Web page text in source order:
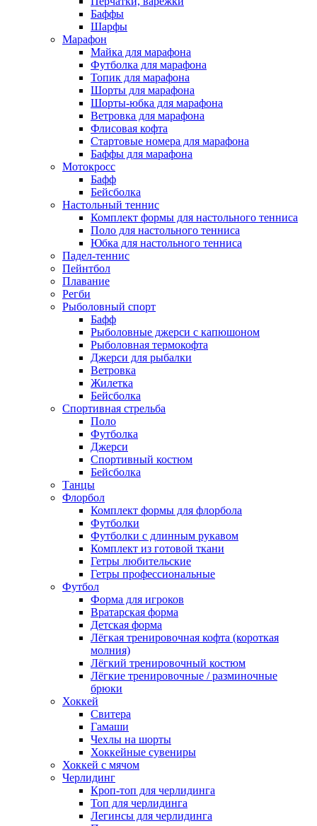
Баффы
Шарфы
Марафон
Майка для марафона
Футболка для марафона
Топик для марафона
Шорты для марафона
Шорты-юбка для марафона
Ветровка для марафона
Флисовая кофта
Стартовые номера для марафона
Баффы для марафона
Мотокросс
Бафф
Бейсболка
Настольный теннис
Комплект формы для настольного тенниса
Поло для настольного тенниса
Юбка для настольного тенниса
Падел-теннис
Пейнтбол
Плавание
Регби
Рыболовный спорт
Бафф
Рыболовные джерси с капюшоном
Рыболовная термокофта
Джерси для рыбалки
Ветровка
Жилетка
Бейсболка
Спортивная стрельба
Поло
Футболка
Джерси
Спортивный костюм
Бейсболка
Танцы
Флорбол
Комплект формы для флорбола
Футболки
Футболки с длинным рукавом
Комплект из готовой ткани
Гетры любительские
Гетры профессиональные
Футбол
Форма для игроков
Вратарская форма
Детская форма
Лёгкая тренировочная кофта (короткая
молния)
Лёгкий тренировочный костюм
Лёгкие тренировочные / разминочные
брюки
Хоккей
Свитера
Гамаши
Чехлы на шорты
Хоккейные сувениры
Хоккей с мячом
Черлидинг
Кроп-топ для черлидинга
Топ для черлидинга
Легинсы для черлидинга